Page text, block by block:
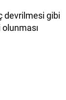
devrilmesi gibi